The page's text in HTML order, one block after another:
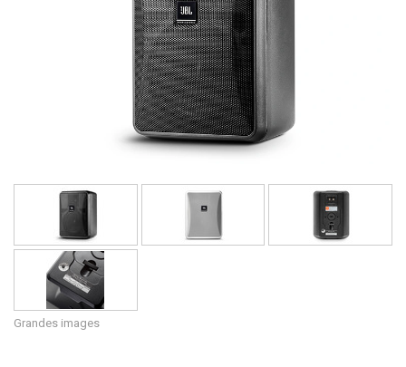
Grandes images